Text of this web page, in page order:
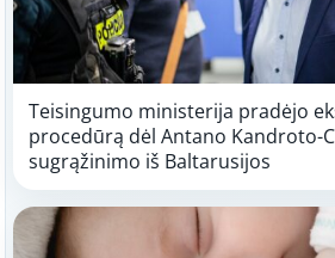
Teisingumo ministerija pradėjo
procedūrą dėl Antano Kandroto-
sugrąžinimo iš Baltarusijos